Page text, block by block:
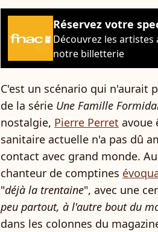
Réservez votre
Découvrez les
notre billetterie
C'est un scénario qui n'aurait
de la série Une Famille
nostalgie, Pierre Perret avoue
sanitaire actuelle n'a pas dû
contact avec grand monde.
chanteur de comptines
"déjà la trentaine", avec une
peu partout, à l'autre bout du
dans les colonnes du